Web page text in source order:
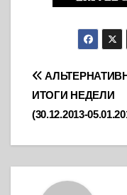
по
записям
ИТОГИ НЕДЕЛИ
(30.12.2013-